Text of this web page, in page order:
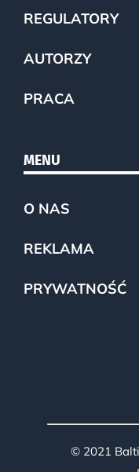
REGULATORY
AUTORZY
PRACA
MENU
O NAS
REKLAMA
PRYWATNOŚĆ
© 2021